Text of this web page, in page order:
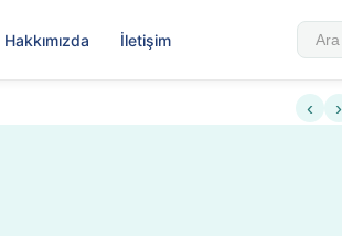
Hakkımızda İletişim
‹ ›